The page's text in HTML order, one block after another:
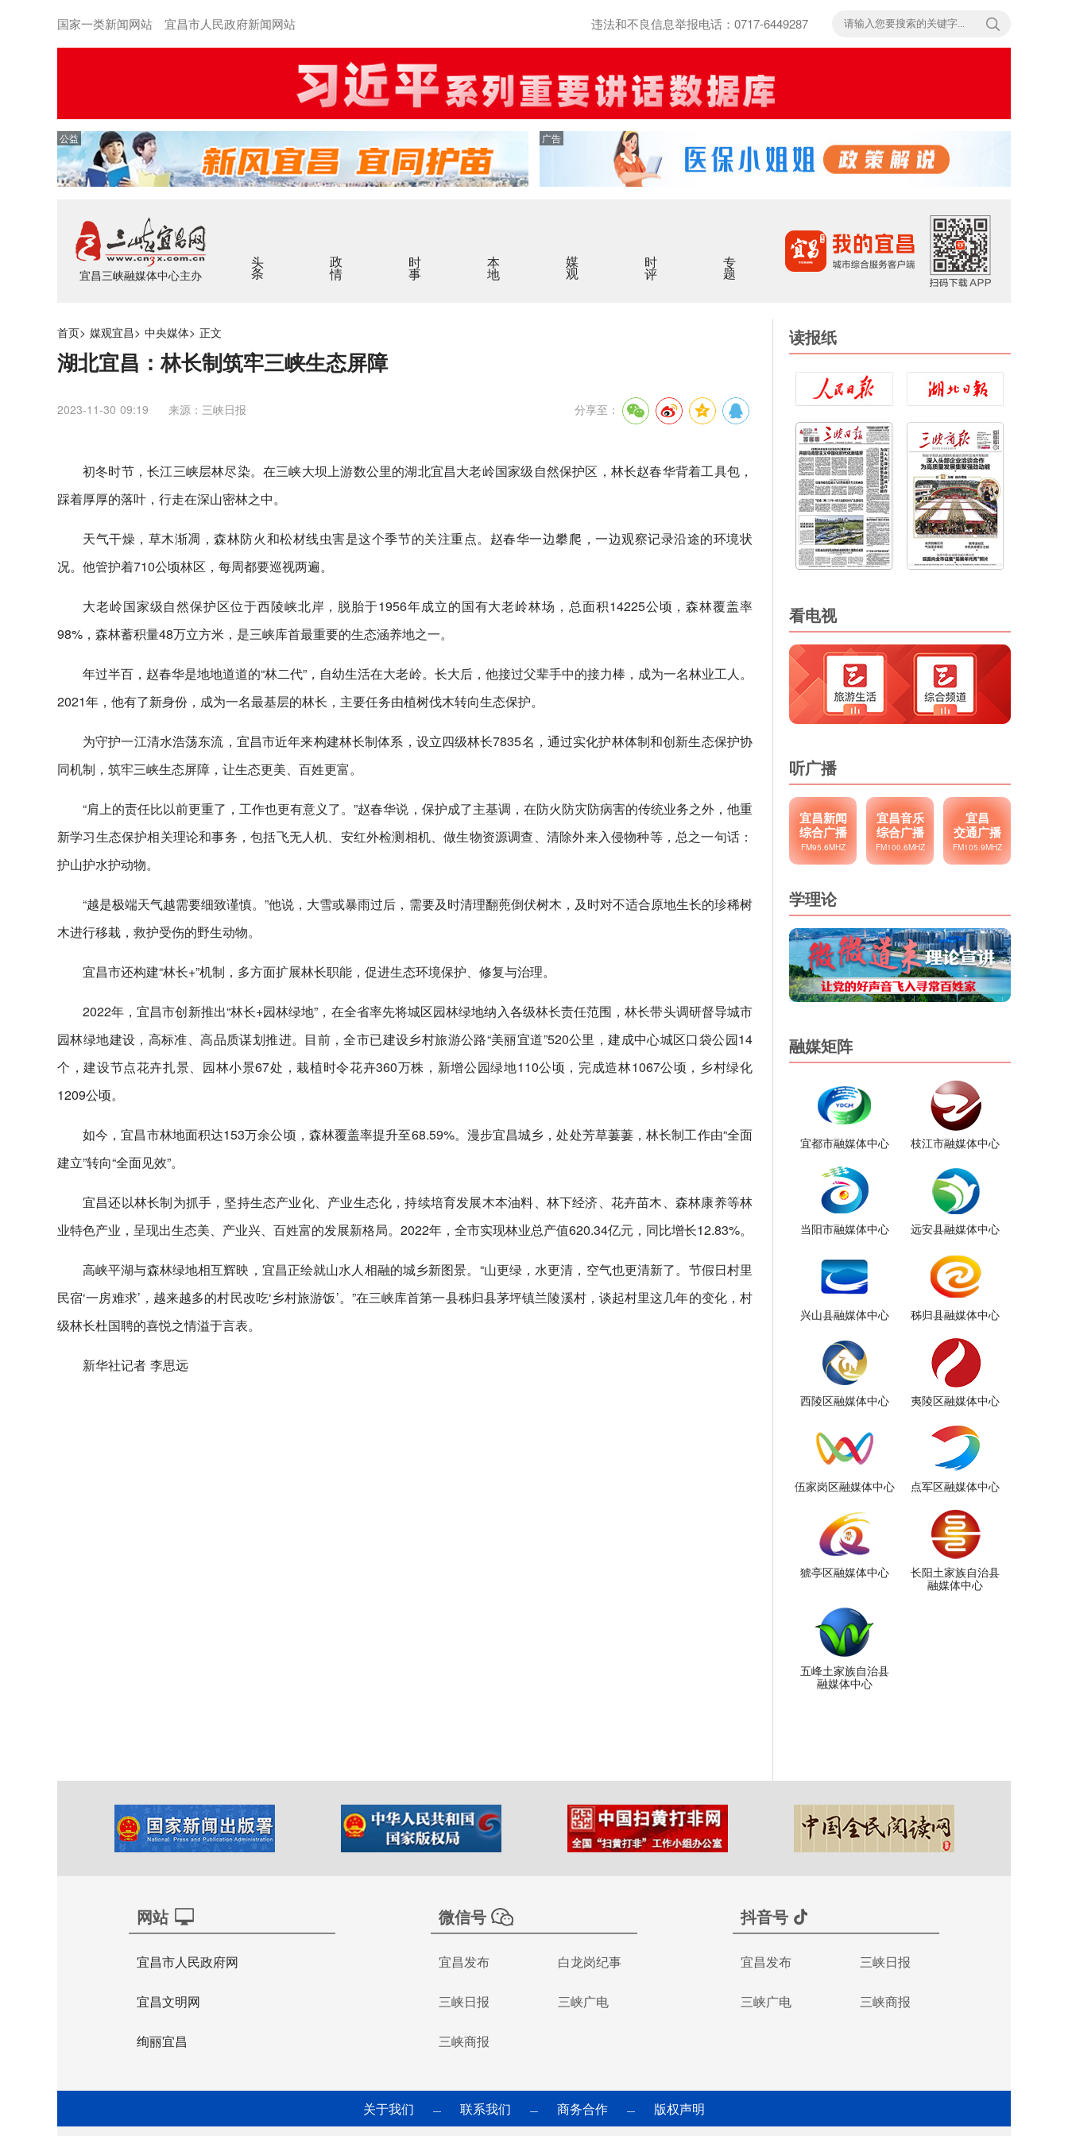
国家一类新闻网站 宜昌市人民政府新闻网站 违法和不良信息举报电话：0717-6449287
公益 广告
宜昌三峡融媒体中心主办
头条 政情 时事 本地 媒观 时评 专题
首页> 媒观宜昌> 中央媒体> 正文
湖北宜昌：林长制筑牢三峡生态屏障
2023-11-30 09:19 来源：三峡日报 分享至：
初冬时节，长江三峡层林尽染。在三峡大坝上游数公里的湖北宜昌大老岭国家级自然保护区，林长赵春华背着工具包，
踩着厚厚的落叶，行走在深山密林之中。
天气干燥，草木渐凋，森林防火和松材线虫害是这个季节的关注重点。赵春华一边攀爬，一边观察记录沿途的环境状
况。他管护着710公顷林区，每周都要巡视两遍。
大老岭国家级自然保护区位于西陵峡北岸，脱胎于1956年成立的国有大老岭林场，总面积14225公顷，森林覆盖率
98%，森林蓄积量48万立方米，是三峡库首最重要的生态涵养地之一。
年过半百，赵春华是地地道道的“林二代”，自幼生活在大老岭。长大后，他接过父辈手中的接力棒，成为一名林业工人。
2021年，他有了新身份，成为一名最基层的林长，主要任务由植树伐木转向生态保护。
为守护一江清水浩荡东流，宜昌市近年来构建林长制体系，设立四级林长7835名，通过实化护林体制和创新生态保护协
同机制，筑牢三峡生态屏障，让生态更美、百姓更富。
“肩上的责任比以前更重了，工作也更有意义了。”赵春华说，保护成了主基调，在防火防灾防病害的传统业务之外，他重
新学习生态保护相关理论和事务，包括飞无人机、安红外检测相机、做生物资源调查、清除外来入侵物种等，总之一句话：
护山护水护动物。
“越是极端天气越需要细致谨慎。”他说，大雪或暴雨过后，需要及时清理翻蔸倒伏树木，及时对不适合原地生长的珍稀树
木进行移栽，救护受伤的野生动物。
宜昌市还构建“林长+”机制，多方面扩展林长职能，促进生态环境保护、修复与治理。
2022年，宜昌市创新推出“林长+园林绿地”，在全省率先将城区园林绿地纳入各级林长责任范围，林长带头调研督导城市
园林绿地建设，高标准、高品质谋划推进。目前，全市已建设乡村旅游公路“美丽宜道”520公里，建成中心城区口袋公园14
个，建设节点花卉扎景、园林小景67处，栽植时令花卉360万株，新增公园绿地110公顷，完成造林1067公顷，乡村绿化
1209公顷。
如今，宜昌市林地面积达153万余公顷，森林覆盖率提升至68.59%。漫步宜昌城乡，处处芳草萋萋，林长制工作由“全面
建立”转向“全面见效”。
宜昌还以林长制为抓手，坚持生态产业化、产业生态化，持续培育发展木本油料、林下经济、花卉苗木、森林康养等林
业特色产业，呈现出生态美、产业兴、百姓富的发展新格局。2022年，全市实现林业总产值620.34亿元，同比增长12.83%。
高峡平湖与森林绿地相互辉映，宜昌正绘就山水人相融的城乡新图景。“山更绿，水更清，空气也更清新了。节假日村里
民宿‘一房难求’，越来越多的村民改吃‘乡村旅游饭’。”在三峡库首第一县秭归县茅坪镇兰陵溪村，谈起村里这几年的变化，村
级林长杜国聘的喜悦之情溢于言表。
新华社记者 李思远
读报纸
看电视
听广播
宜昌新闻
综合广播
FM95.6MHZ
宜昌音乐
综合广播
FM100.6MHZ
宜昌
交通广播
FM105.9MHZ
学理论
融媒矩阵
宜都市融媒体中心 枝江市融媒体中心
当阳市融媒体中心 远安县融媒体中心
兴山县融媒体中心 秭归县融媒体中心
西陵区融媒体中心 夷陵区融媒体中心
伍家岗区融媒体中心 点军区融媒体中心
猇亭区融媒体中心
长阳土家族自治县
融媒体中心
五峰土家族自治县
融媒体中心
网站
宜昌市人民政府网
宜昌文明网
绚丽宜昌
微信号
宜昌发布 白龙岗纪事
三峡日报 三峡广电
三峡商报
抖音号
宜昌发布 三峡日报
三峡广电 三峡商报
关于我们 — 联系我们 — 商务合作 — 版权声明